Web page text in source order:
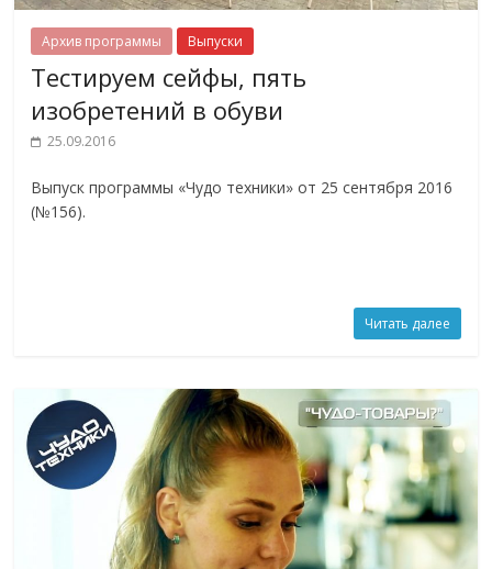
Архив программы Выпуски
Тестируем сейфы, пять
изобретений в обуви
25.09.2016
Выпуск программы «Чудо техники» от 25 сентября 2016
(№156).
Читать далее